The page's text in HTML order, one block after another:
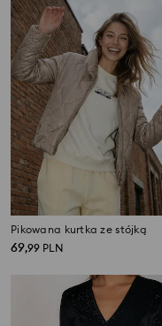
Pikowana kurtka ze stójką
69,99 PLN